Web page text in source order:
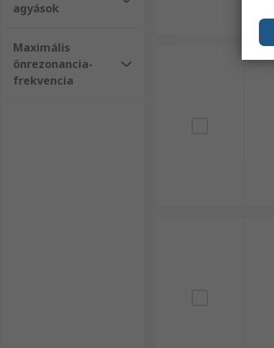
agyások
Maximális
önrezonancia-
frekvencia